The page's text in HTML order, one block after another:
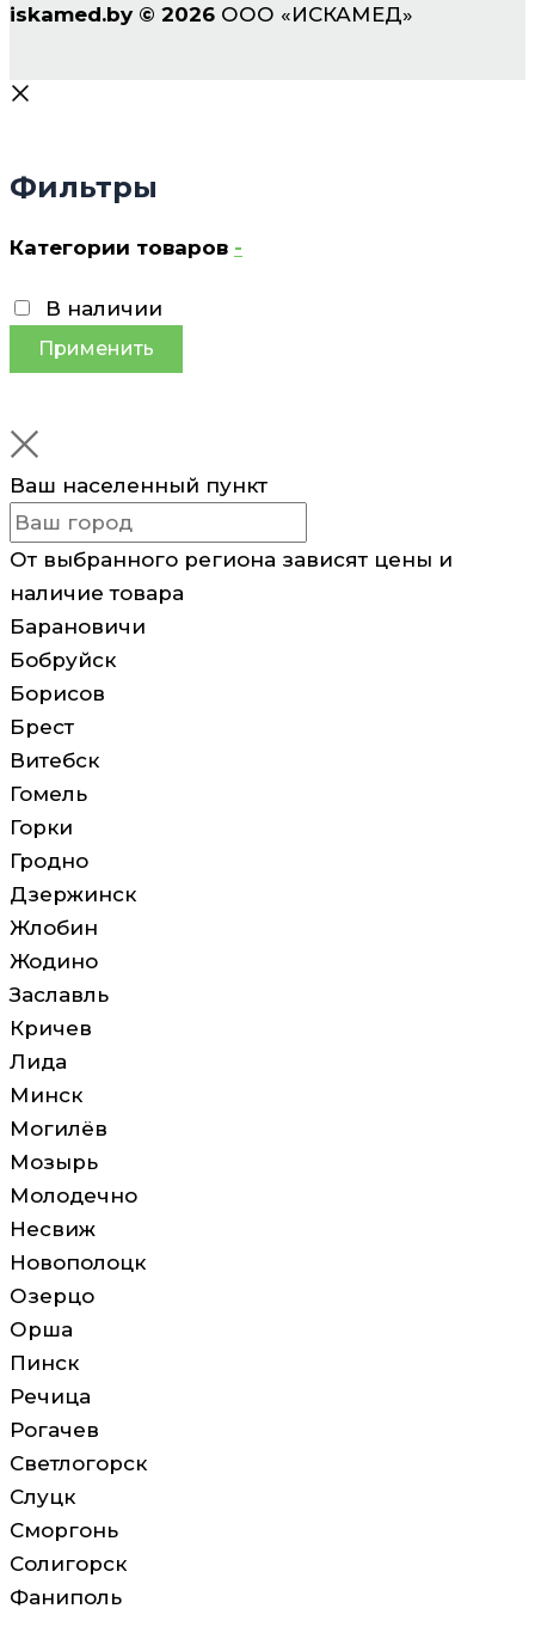
iskamed.by © 2026 ООО «ИСКАМЕД»
Фильтры
Категории товаров -
В наличии
Применить
Ваш населенный пункт
От выбранного региона зависят цены и
наличие товара
Барановичи
Бобруйск
Борисов
Брест
Витебск
Гомель
Горки
Гродно
Дзержинск
Жлобин
Жодино
Заславль
Кричев
Лида
Минск
Могилёв
Мозырь
Молодечно
Несвиж
Новополоцк
Озерцо
Орша
Пинск
Речица
Рогачев
Светлогорск
Слуцк
Сморгонь
Солигорск
Фаниполь